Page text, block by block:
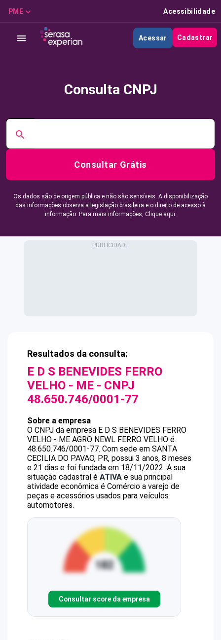
PME Acessibilidade
Acessar Cadastrar
Consulta CNPJ
Consultar Grátis
Os dados são de origem pública e não são sensíveis. A disponibilização
das informações observa a legislação brasileira e o direito de acesso à
informação. Para mais informações, Clique aqui.
Resultados da consulta:
E D S BENEVIDES FERRO
VELHO - ME - CNPJ
48.650.746/0001-77
Sobre a empresa
O CNPJ da empresa E D S BENEVIDES FERRO
VELHO - ME AGRO NEWL FERRO VELHO é
48.650.746/0001-77. Com sede em SANTA
CECILIA DO PAVAO, PR, possui 3 anos, 8 meses
e 21 dias e foi fundada em 18/11/2022. A sua
situação cadastral é ATIVA e sua principal
atividade econômica é Comércio a varejo de
peças e acessórios usados para veículos
automotores.
Consultar score da empresa